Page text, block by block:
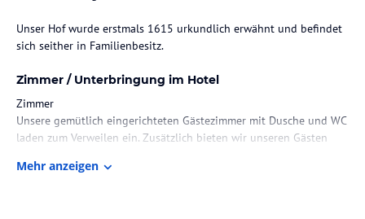
Unser Hof wurde erstmals 1615 urkundlich erwähnt und befindet
sich seither in Familienbesitz.
Zimmer / Unterbringung im Hotel
Zimmer
Unsere gemütlich eingerichteten Gästezimmer mit Dusche und WC
laden zum Verweilen ein. Zusätzlich bieten wir unseren Gästen
unseren rustikalen Frühstücks- und Aufentaltsraum ein, welcher
Mehr anzeigen